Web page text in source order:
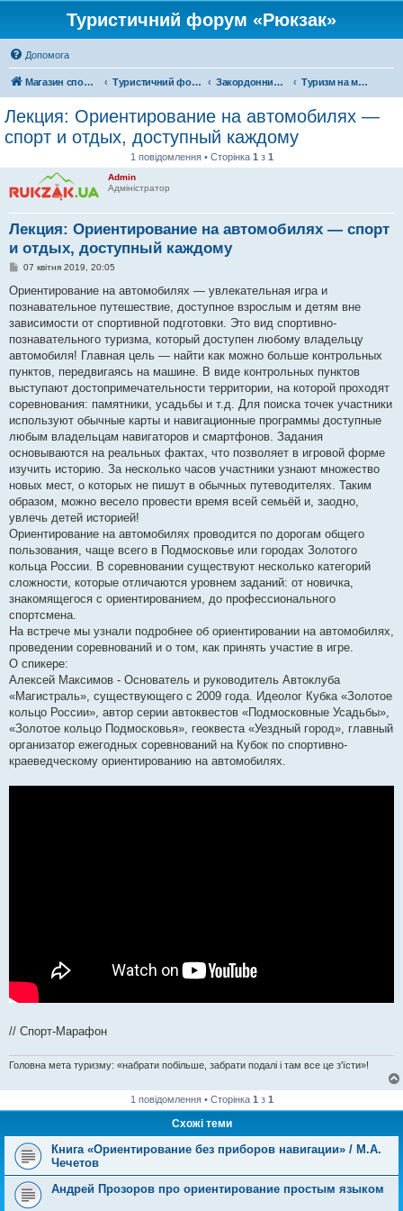
Туристичний форум «Рюкзак»
Допомога
Магазин спорядження Туристичний форум «Рюкзак» Закордонний туризм Туризм на московії
Лекция: Ориентирование на автомобилях —
спорт и отдых, доступный каждому
1 повідомлення • Сторінка 1 з 1
Admin
Адміністратор
Лекция: Ориентирование на автомобилях — спорт
и отдых, доступный каждому
П
в
і
д
о
л
е
н
я
07 квітня 2019, 20:05
Ориентирование на автомобилях — увлекательная игра и
познавательное путешествие, доступное взрослым и детям вне
зависимости от спортивной подготовки. Это вид спортивно-
познавательного туризма, который доступен любому владельцу
автомобиля! Главная цель — найти как можно больше контрольных
пунктов, передвигаясь на машине. В виде контрольных пунктов
выступают достопримечательности территории, на которой проходят
соревнования: памятники, усадьбы и т.д. Для поиска точек участники
используют обычные карты и навигационные программы доступные
любым владельцам навигаторов и смартфонов. Задания
основываются на реальных фактах, что позволяет в игровой форме
изучить историю. За несколько часов участники узнают множество
новых мест, о которых не пишут в обычных путеводителях. Таким
образом, можно весело провести время всей семьёй и, заодно,
увлечь детей историей!
Ориентирование на автомобилях проводится по дорогам общего
пользования, чаще всего в Подмосковье или городах Золотого
кольца России. В соревновании существуют несколько категорий
сложности, которые отличаются уровнем заданий: от новичка,
знакомящегося с ориентированием, до профессионального
спортсмена.
На встрече мы узнали подробнее об ориентировании на автомобилях,
проведении соревнований и о том, как принять участие в игре.
О спикере:
Алексей Максимов - Основатель и руководитель Автоклуба
«Магистраль», существующего с 2009 года. Идеолог Кубка «Золотое
кольцо России», автор серии автоквестов «Подмосковные Усадьбы»,
«Золотое кольцо Подмосковья», геоквеста «Уездный город», главный
организатор ежегодных соревнований на Кубок по спортивно-
краеведческому ориентированию на автомобилях.
// Спорт-Марафон
Головна мета туризму: «набрати побільше, забрати подалі і там все це з'їсти»!
1 повідомлення • Сторінка 1 з 1
Схожі теми
Книга «Ориентирование без приборов навигации» / М.А.
Чечетов
Андрей Прозоров про ориентирование простым языком